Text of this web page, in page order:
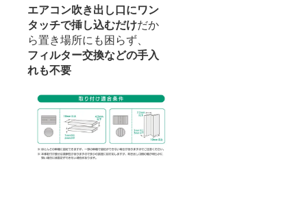
エアコン吹き出し口にワン
タッチで挿し込むだけだか
ら置き場所にも困らず、
フィルター交換などの手入
れも不要